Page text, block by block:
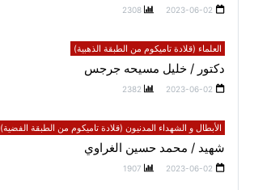
2023-06-02
2308
العلماء (قلادة تاميكوم من الطبقة الذهبية)
دكتور / خليل مسيحه جرجس
2023-06-02
2382
الأبطال و الشهداء المدنيون (قلادة تاميكوم من الطبقة الفضية)
شهيد / محمد حسين الغراوي
2023-06-02
1907